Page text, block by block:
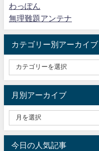
わっぽん
無理難題アンテナ
カテゴリー別アーカイブ
月別アーカイブ
今日の人気記事